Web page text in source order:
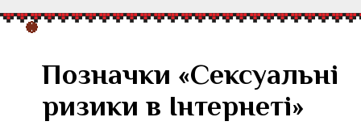
Позначки «Сексуальні
ризики в Інтернеті»